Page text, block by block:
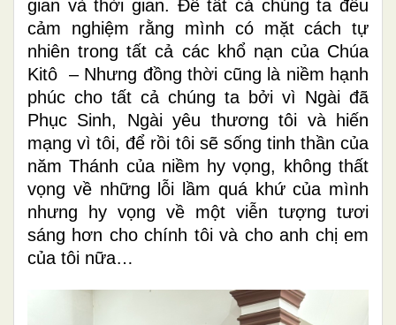
gian và thời gian. Để tất cả chúng ta đều
cảm nghiệm rằng mình có mặt cách tự
nhiên trong tất cả các khổ nạn của Chúa
Kitô – Nhưng đồng thời cũng là niềm hạnh
phúc cho tất cả chúng ta bởi vì Ngài đã
Phục Sinh, Ngài yêu thương tôi và hiến
mạng vì tôi, để rồi tôi sẽ sống tinh thần của
năm Thánh của niềm hy vọng, không thất
vọng về những lỗi lầm quá khứ của mình
nhưng hy vọng về một viễn tượng tươi
sáng hơn cho chính tôi và cho anh chị em
của tôi nữa…